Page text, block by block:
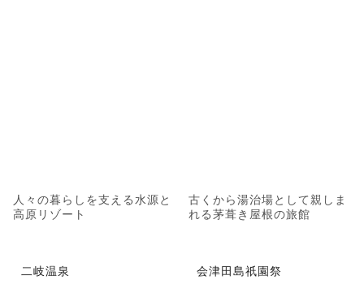
人々の暮らしを支える水源と
高原リゾート
古くから湯治場として親しま
れる茅葺き屋根の旅館
二岐温泉 会津田島祇園祭